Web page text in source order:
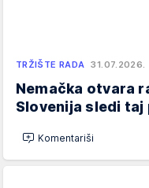
TRŽIŠTE RADA 31.07.2026.
Nemačka otvara
Slovenija sledi taj
Komentariši